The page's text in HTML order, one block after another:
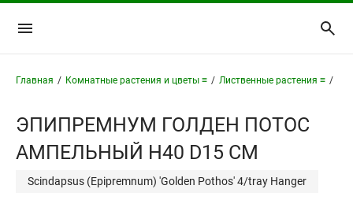
Главная / Комнатные растения и цветы ≡ / Лиственные растения ≡ /
ЭПИПРЕМНУМ ГОЛДЕН ПОТОС
АМПЕЛЬНЫЙ H40 D15 СМ
Scindapsus (Epipremnum) 'Golden Pothos' 4/tray Hanger